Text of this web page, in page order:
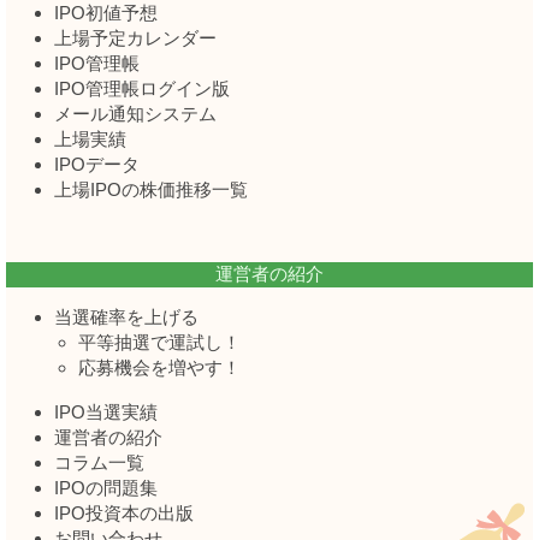
IPO初値予想
上場予定カレンダー
IPO管理帳
IPO管理帳ログイン版
メール通知システム
上場実績
IPOデータ
上場IPOの株価推移一覧
運営者の紹介
当選確率を上げる
平等抽選で運試し！
応募機会を増やす！
IPO当選実績
運営者の紹介
コラム一覧
IPOの問題集
IPO投資本の出版